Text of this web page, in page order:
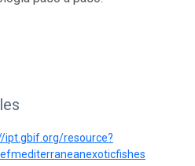
ipt.gbif.org/resource?